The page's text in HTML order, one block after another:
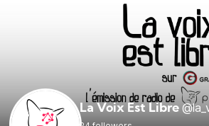
La Voix Est Libre